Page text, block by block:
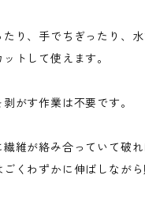
たり、手でちぎったり、
トして使えます。
がす作業は不要です。
維が絡み合っていて破
ごくわずかに伸ばしなが